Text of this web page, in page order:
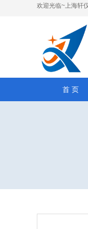
欢迎光临~上海轩
首 页